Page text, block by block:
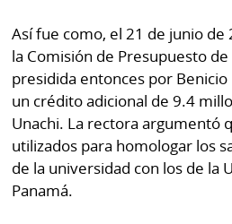
Así fue como, el 21 de junio de
la Comisión de Presupuesto
presidida entonces por
un crédito adicional de 9.4
Unachi. La rectora argumentó
utilizados para homologar los
de la universidad con los de la
Panamá.